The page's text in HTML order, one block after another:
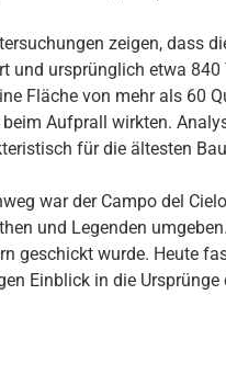
zeigen, dass
und ursprünglich etwa
Fläche von mehr als 60
Aufprall wirkten.
für die ältesten
war der Campo del
und Legenden
geschickt wurde. Heute
Einblick in die Ursprünge